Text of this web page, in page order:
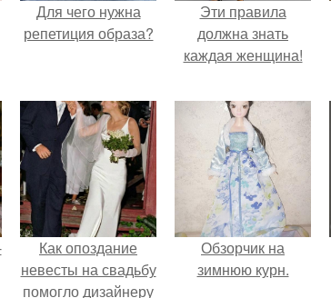
Для чего нужна
репетиция образа?
Эти правила
должна знать
каждая женщина!
Как опоздание
невесты на свадьбу
помогло дизайнеру
Обзорчик на
зимнюю курн.